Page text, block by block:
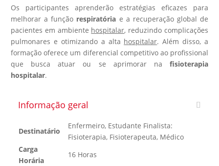
Os participantes aprenderão estratégias eficazes para
melhorar a função respiratória e a recuperação global de
pacientes em ambiente hospitalar, reduzindo complicações
pulmonares e otimizando a alta hospitalar. Além disso, a
formação oferece um diferencial competitivo ao profissional
que busca atuar ou se aprimorar na fisioterapia
hospitalar.
Informação geral
Destinatário
Enfermeiro, Estudante Finalista:
Fisioterapia, Fisioterapeuta, Médico
Carga
Horária
16 Horas